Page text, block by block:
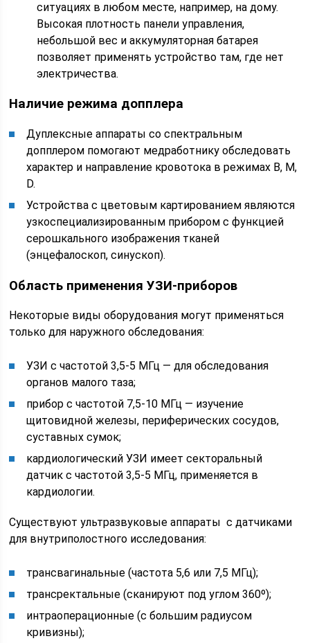
ситуациях в любом месте, например, на дому.
Высокая плотность панели управления,
небольшой вес и аккумуляторная батарея
позволяет применять устройство там, где нет
электричества.
Наличие режима допплера
Дуплексные аппараты со спектральным
допплером помогают медработнику обследовать
характер и направление кровотока в режимах B, M,
D.
Устройства с цветовым картированием являются
узкоспециализированным прибором с функцией
серошкального изображения тканей
(энцефалоскоп, синускоп).
Область применения УЗИ-приборов
Некоторые виды оборудования могут применяться
только для наружного обследования:
УЗИ с частотой 3,5-5 МГц — для обследования
органов малого таза;
прибор с частотой 7,5-10 МГц — изучение
щитовидной железы, периферических сосудов,
суставных сумок;
кардиологический УЗИ имеет секторальный
датчик с частотой 3,5-5 МГц, применяется в
кардиологии.
Существуют ультразвуковые аппараты с датчиками
для внутриполостного исследования:
трансвагинальные (частота 5,6 или 7,5 МГц);
трансректальные (сканируют под углом 360º);
интраоперационные (с большим радиусом
кривизны);